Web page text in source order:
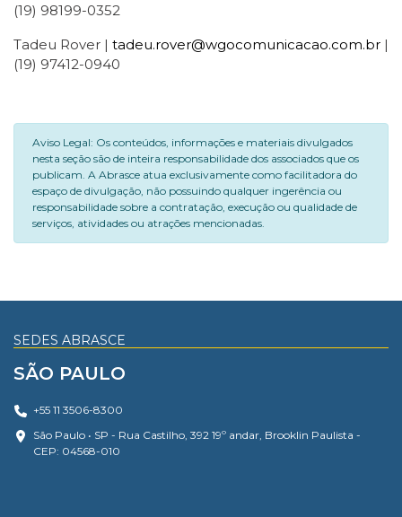
(19) 98199-0352
Tadeu Rover | tadeu.rover@wgocomunicacao.com.br |
(19) 97412-0940
Aviso Legal: Os conteúdos, informações e materiais divulgados
nesta seção são de inteira responsabilidade dos associados que os
publicam. A Abrasce atua exclusivamente como facilitadora do
espaço de divulgação, não possuindo qualquer ingerência ou
responsabilidade sobre a contratação, execução ou qualidade de
serviços, atividades ou atrações mencionadas.
SEDES ABRASCE
SÃO PAULO
+55 11 3506-8300
São Paulo • SP - Rua Castilho, 392 19º andar, Brooklin Paulista -
CEP: 04568-010